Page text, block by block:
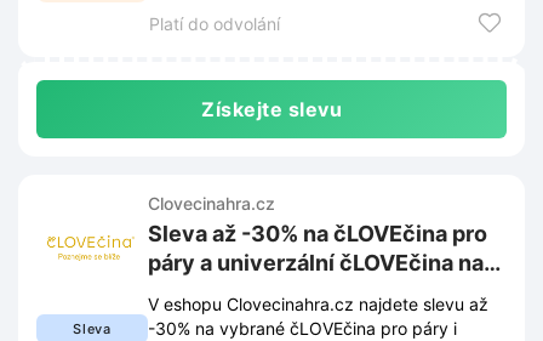
Platí do odvolání
Získejte slevu
Sleva
Clovecinahra.cz
Sleva až -30% na čLOVEčina pro
páry a univerzální čLOVEčina na
Clovecinahra.cz
V eshopu Clovecinahra.cz najdete slevu až
-30% na vybrané čLOVEčina pro páry i